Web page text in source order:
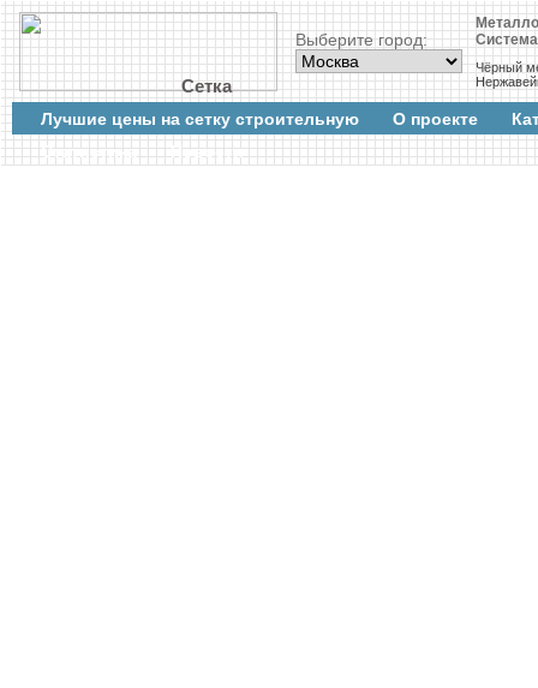
Сетка
Выберите город:
Чёрный
Лучшие цены на сетку строительную О проекте
Cтатистика
Новости